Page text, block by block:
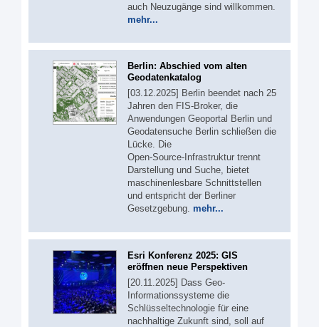
auch Neuzugänge sind willkommen.
mehr...
Berlin: Abschied vom alten
Geodatenkatalog
[03.12.2025] Berlin beendet nach 25
Jahren den FIS‑Broker, die
Anwendungen Geoportal Berlin und
Geodatensuche Berlin schließen die
Lücke. Die
Open‑Source‑Infrastruktur trennt
Darstellung und Suche, bietet
maschinenlesbare Schnittstellen
und entspricht der Berliner
Gesetzgebung. mehr...
Esri Konferenz 2025: GIS
eröffnen neue Perspektiven
[20.11.2025] Dass Geo-
Informationssysteme die
Schlüsseltechnologie für eine
nachhaltige Zukunft sind, soll auf